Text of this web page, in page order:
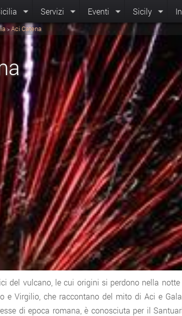
Servizi Eventi Sicily
> Aci Catena
del vulcano, le cui origini si perdono nella
e Virgilio, che raccontano del mito di Aci e
di epoca romana, è conosciuta per il